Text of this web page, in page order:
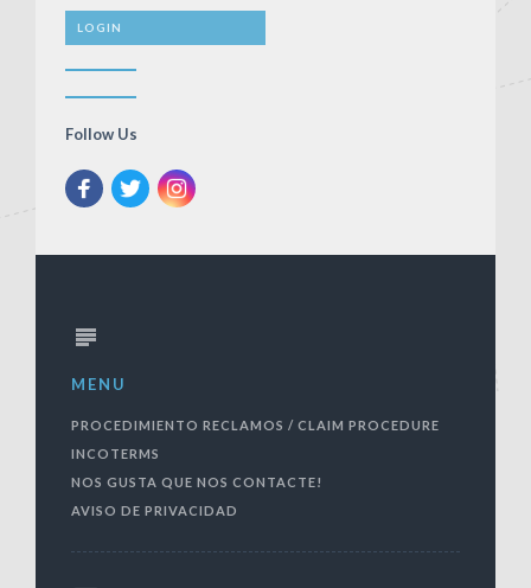
Follow Us
MENU
PROCEDIMIENTO RECLAMOS / CLAIM PROCEDURE
INCOTERMS
NOS GUSTA QUE NOS CONTACTE!
AVISO DE PRIVACIDAD